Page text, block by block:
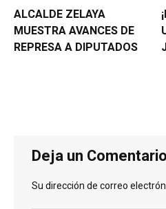
ALCALDE ZELAYA
MUESTRA AVANCES DE
REPRESA A DIPUTADOS
Deja un Comentario
Su dirección de correo